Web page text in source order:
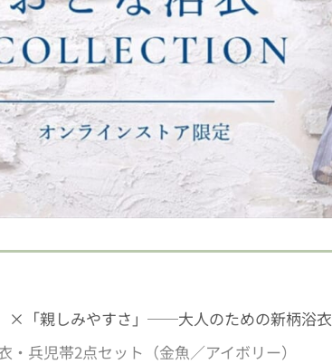
×「親しみやすさ」──大人のための新柄浴衣
・兵児帯2点セット（金魚／アイボリー）